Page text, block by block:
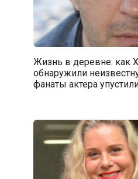
Жизнь в деревне: как
обнаружили
фанаты актера